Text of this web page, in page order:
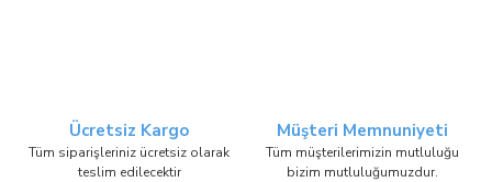
Ücretsiz Kargo
Tüm siparişleriniz ücretsiz olarak
teslim edilecektir
Müşteri Memnuniyeti
Tüm müşterilerimizin mutluluğu
bizim mutluluğumuzdur.